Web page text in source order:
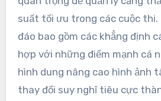
suất tối ưu trong các cuộc thi.
đáo bao gồm các khẳng định
hợp với những điểm mạnh cá
hình dung nâng cao hình ảnh
thay đổi suy nghĩ tiêu cực